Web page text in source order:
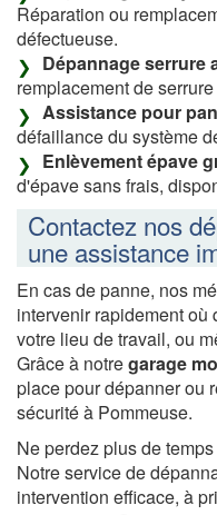
Réparation ou
défectueuse.
Dépannage serrure
remplacement de
Assistance pour
défaillance du système
Enlèvement épave
d'épave sans frais,
Contactez nos
une assistance
En cas de panne, nos
intervenir rapidement où
votre lieu de travail, ou
Grâce à notregarage
place pour dépanner ou
sécurité à Pommeuse.
Ne perdez plus de
Notre service de
intervention efficace, à